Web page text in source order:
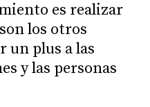
es realizar
los otros
un plus a las
y las personas